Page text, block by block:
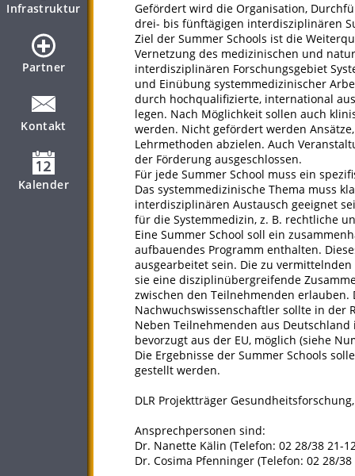
Infrastruktur
Partner
Kontakt
Kalender
Gefördert wird die Organisation,
drei- bis fünftägigen interdisziplinären
Ziel der Summer Schools ist die
Vernetzung des medizinischen und
interdisziplinären Forschungsgebiet
und Einübung systemmedizinischer
durch hochqualifizierte, international
legen. Nach Möglichkeit sollen auch
werden. Nicht gefördert werden
Lehrmethoden abzielen. Auch
der Förderung ausgeschlossen.
Für jede Summer School muss ein
Das systemmedizinische Thema muss
interdisziplinären Austausch geeignet
für die Systemmedizin, z. B. rechtliche
Eine Summer School soll ein
aufbauendes Programm enthalten.
ausgearbeitet sein. Die zu
sie eine disziplinübergreifende
zwischen den Teilnehmenden
Nachwuchswissenschaftler sollte in der
Neben Teilnehmenden aus
bevorzugt aus der EU, möglich (siehe
Die Ergebnisse der Summer Schools
gestellt werden.
DLR Projektträger
Ansprechpersonen sind:
Dr. Nanette Kälin (Telefon: 02 28/38 21-
Dr. Cosima Pfenninger (Telefon: 02 28/38